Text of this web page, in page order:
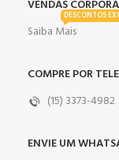
VENDAS
Saiba Mais
DESCONTOS
COMPRE POR
(15) 3373-4982
ENVIE UM